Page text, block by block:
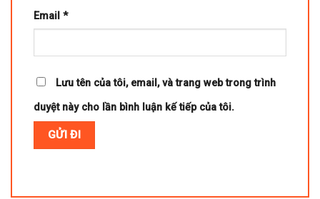
Email *
Lưu tên của tôi, email, và trang web trong trình
duyệt này cho lần bình luận kế tiếp của tôi.